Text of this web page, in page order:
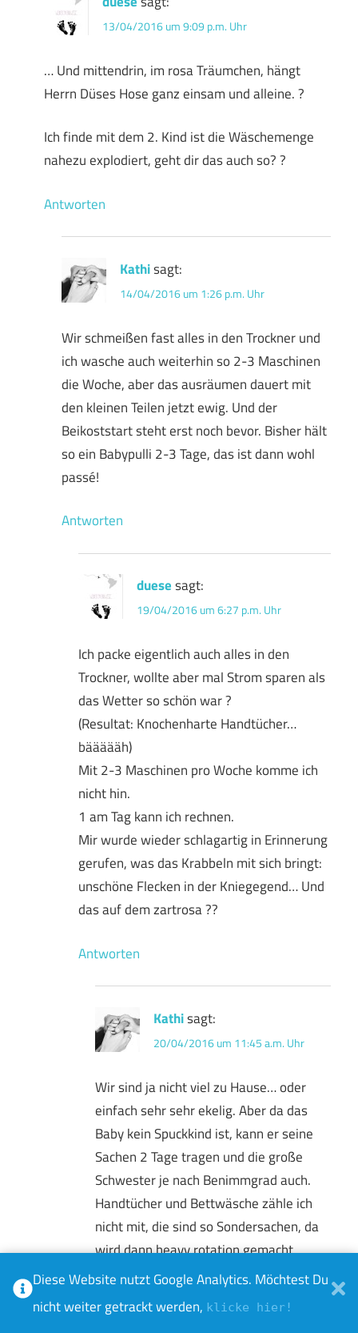
13/04/2016 um 9:09 p.m. Uhr
… Und mittendrin, im rosa Träumchen, hängt
Herrn Düses Hose ganz einsam und alleine. ?
Ich finde mit dem 2. Kind ist die Wäschemenge
nahezu explodiert, geht dir das auch so? ?
Antworten
Kathisagt:
14/04/2016 um 1:26 p.m. Uhr
Wir schmeißen fast alles in den Trockner und
ich wasche auch weiterhin so 2-3 Maschinen
die Woche, aber das ausräumen dauert mit
den kleinen Teilen jetzt ewig. Und der
Beikoststart steht erst noch bevor. Bisher hält
so ein Babypulli 2-3 Tage, das ist dann wohl
passé!
Antworten
duesesagt:
19/04/2016 um 6:27 p.m. Uhr
Ich packe eigentlich auch alles in den
Trockner, wollte aber mal Strom sparen als
das Wetter so schön war ?
(Resultat: Knochenharte Handtücher…
bäääääh)
Mit 2-3 Maschinen pro Woche komme ich
nicht hin.
1 am Tag kann ich rechnen.
Mir wurde wieder schlagartig in Erinnerung
gerufen, was das Krabbeln mit sich bringt:
unschöne Flecken in der Kniegegend… Und
das auf dem zartrosa ??
Antworten
Kathisagt:
20/04/2016 um 11:45 a.m. Uhr
Wir sind ja nicht viel zu Hause… oder
einfach sehr sehr ekelig. Aber da das
Baby kein Spuckkind ist, kann er seine
Sachen 2 Tage tragen und die große
Schwester je nach Benimmgrad auch.
Handtücher und Bettwäsche zähle ich
nicht mit, die sind so Sondersachen, da
wird dann heavy rotation gemacht.
Wenn ich die dazurechnete, wären es
sicher eher 4-5 Maschinen.
Diese Website nutzt Google Analytics. Möchtest Du
nicht weiter getrackt werden, klicke hier!